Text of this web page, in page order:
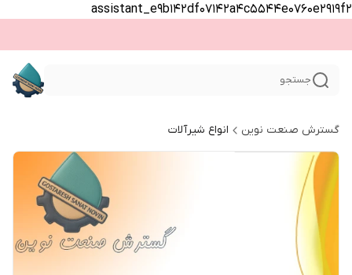
assistant_e9b142df07142a4c5544e0760e2919f2
جستجو
گسترش صنعت نوین انواع شیرآلات